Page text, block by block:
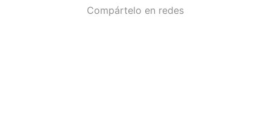
Compártelo en redes